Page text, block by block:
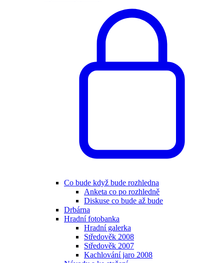
Co bude když bude rozhledna
Anketa co po rozhledně
Diskuse co bude až bude
Drbárna
Hradní fotobanka
Hradní galerka
Středověk 2008
Středověk 2007
Kachlování jaro 2008